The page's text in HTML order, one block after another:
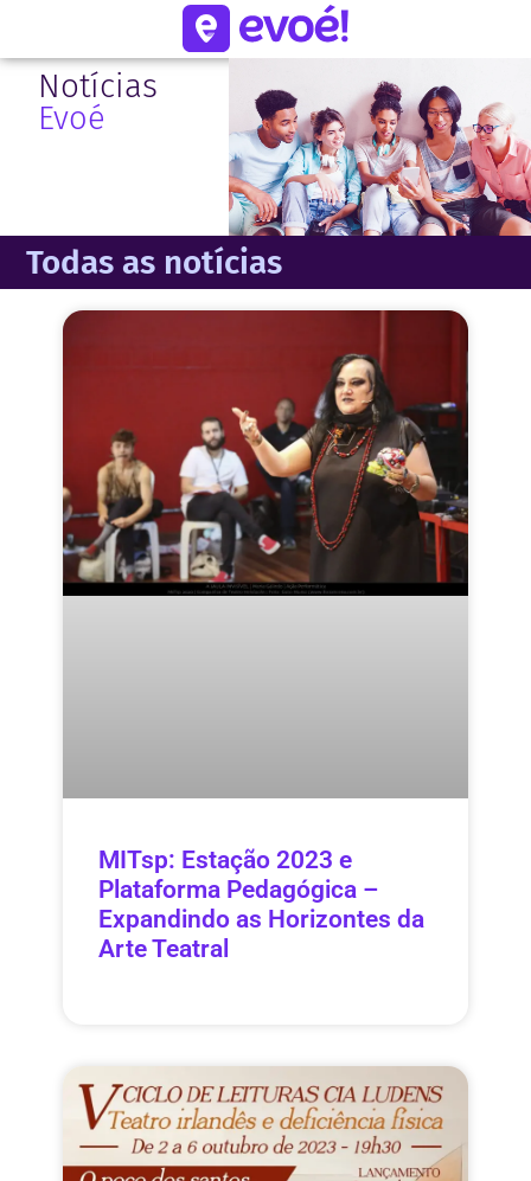
Notícias
Evoé
Todas as notícias
MITsp: Estação 2023 e
Plataforma Pedagógica –
Expandindo as Horizontes da
Arte Teatral